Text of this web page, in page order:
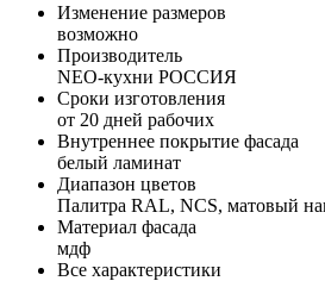
Изменение размеров
возможно
Производитель
NEO-кухни РОССИЯ
Сроки изготовления
от 20 дней рабочих
Внутреннее покрытие фасада
белый ламинат
Диапазон цветов
Палитра RAL, NCS, матовый
Материал фасада
мдф
Все характеристики